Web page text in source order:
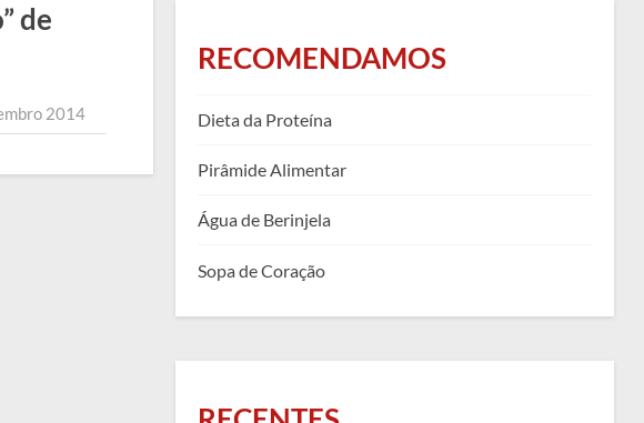
de
2014
RECOMENDAMOS
Dieta da Proteína
Pirâmide Alimentar
Água de Berinjela
Sopa de Coração